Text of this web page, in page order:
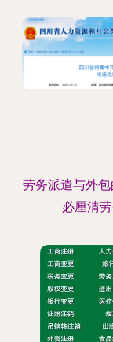
劳务派遣与外
必厘清